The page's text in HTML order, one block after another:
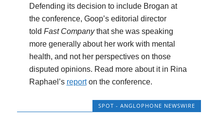
Defending its decision to include Brogan at
the conference, Goop’s editorial director
told Fast Companythat she was speaking
more generally about her work with mental
health, and not her perspectives on those
disputed opinions. Read more about it in Rina
Raphael’s reporton the conference.
SPOT - ANGLOPHONE NEWSWIRE